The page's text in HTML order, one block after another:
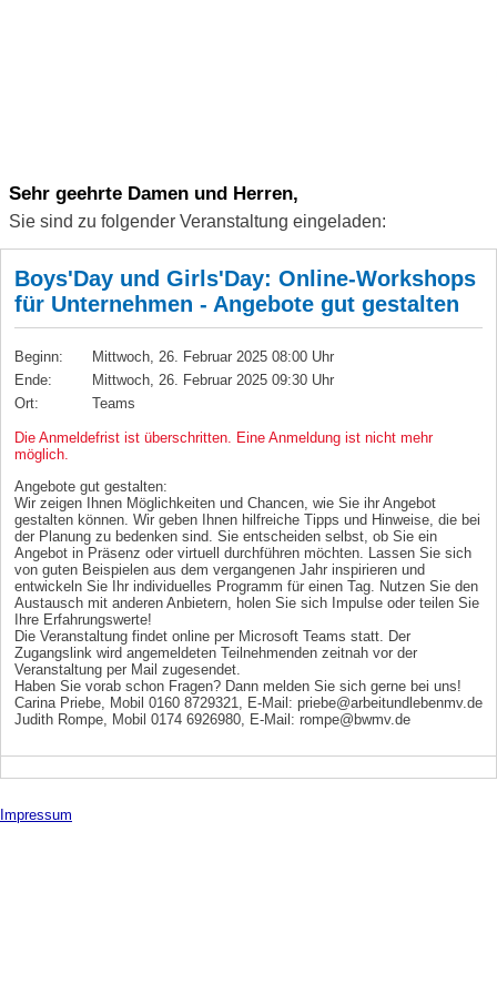
Sehr geehrte Damen und Herren,
Sie sind zu folgender Veranstaltung eingeladen:
Boys'Day und Girls'Day: Online-Workshops
für Unternehmen - Angebote gut gestalten
Beginn:
Mittwoch, 26. Februar 2025 08:00 Uhr
Ende:
Mittwoch, 26. Februar 2025 09:30 Uhr
Ort:
Teams
Die Anmeldefrist ist überschritten. Eine Anmeldung ist nicht mehr
möglich.
Angebote gut gestalten:
Wir zeigen Ihnen Möglichkeiten und Chancen, wie Sie ihr Angebot
gestalten können. Wir geben Ihnen hilfreiche Tipps und Hinweise, die bei
der Planung zu bedenken sind. Sie entscheiden selbst, ob Sie ein
Angebot in Präsenz oder virtuell durchführen möchten. Lassen Sie sich
von guten Beispielen aus dem vergangenen Jahr inspirieren und
entwickeln Sie Ihr individuelles Programm für einen Tag. Nutzen Sie den
Austausch mit anderen Anbietern, holen Sie sich Impulse oder teilen Sie
Ihre Erfahrungswerte!
Die Veranstaltung findet online per Microsoft Teams statt. Der
Zugangslink wird angemeldeten Teilnehmenden zeitnah vor der
Veranstaltung per Mail zugesendet.
Haben Sie vorab schon Fragen? Dann melden Sie sich gerne bei uns!
Carina Priebe, Mobil 0160 8729321, E-Mail: priebe@arbeitundlebenmv.de
Judith Rompe, Mobil 0174 6926980, E-Mail: rompe@bwmv.de
Impressum